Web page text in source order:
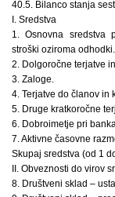
40.5. Bilanco stanja
I. Sredstva
1. Osnovna sredstva
stroški oziroma odhodki.
2. Dolgoročne terjatve
3. Zaloge.
4. Terjatve do članov in
5. Druge kratkoročne
6. Dobroimetje pri
7. Aktivne časovne
Skupaj sredstva (od 1
II. Obveznosti do virov
8. Društveni sklad –